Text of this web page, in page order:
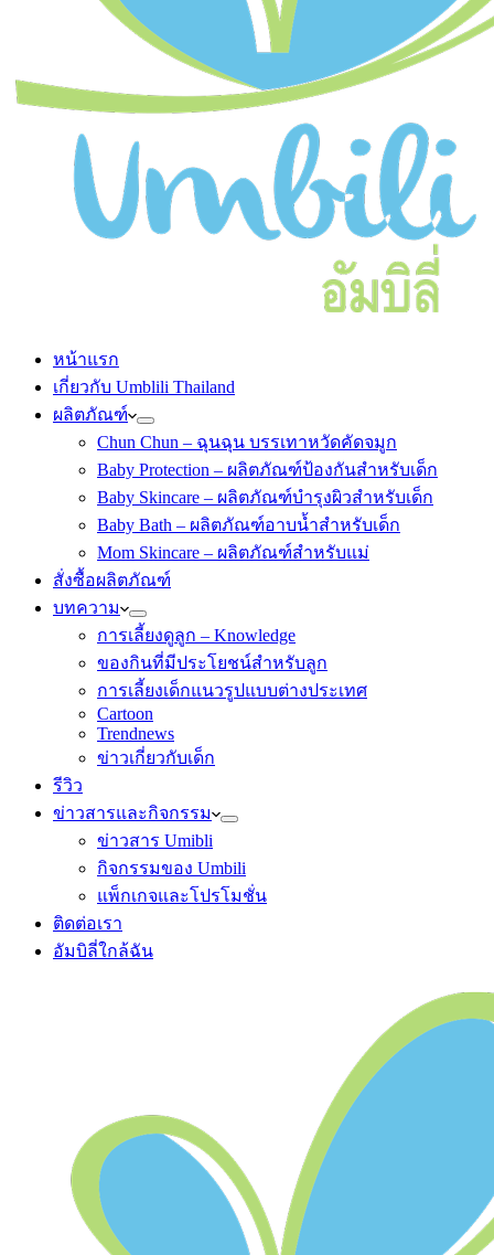
หน้าแรก
เกี่ยวกับ Umblili Thailand
ผลิตภัณฑ์
Chun Chun – ฉุนฉุน บรรเทาหวัดคัดจมูก
Baby Protection – ผลิตภัณฑ์ป้องกันสำหรับเด็ก
Baby Skincare – ผลิตภัณฑ์บำรุงผิวสำหรับเด็ก
Baby Bath – ผลิตภัณฑ์อาบน้ำสำหรับเด็ก
Mom Skincare – ผลิตภัณฑ์สำหรับแม่
สั่งซื้อผลิตภัณฑ์
บทความ
การเลี้ยงดูลูก – Knowledge
ของกินที่มีประโยชน์สำหรับลูก
การเลี้ยงเด็กแนวรูปแบบต่างประเทศ
Cartoon
Trendnews
ข่าวเกี่ยวกับเด็ก
รีวิว
ข่าวสารและกิจกรรม
ข่าวสาร Umibli
กิจกรรมของ Umbili
แพ็กเกจและโปรโมชั่น
ติดต่อเรา
อัมบิลี่ใกล้ฉัน